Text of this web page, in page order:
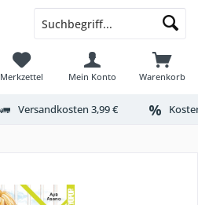
Warenkorb
Merkzettel Mein Konto
Versandkosten 3,99 €